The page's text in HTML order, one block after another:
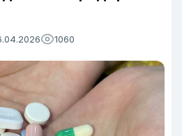
1060